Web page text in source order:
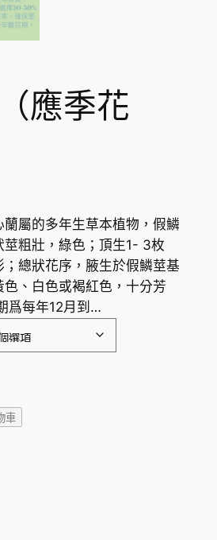
應季花
屬的多年生草本植物，假鱗
莖粗壯，綠色；頂生1- 3枚
總狀花序，腋生於假鱗莖基
、白色或褐紅色，十分芳
爲每年12月到…
車